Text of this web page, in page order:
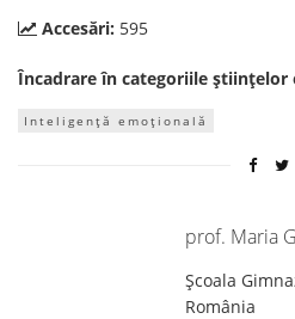
Accesări: 595
Încadrare în categoriile științelor
Inteligență emoțională
prof. Maria
Școala
România